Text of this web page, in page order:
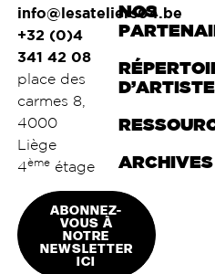
info@lesateliers04.be
+32 (0)4
341 42 08
place des
carmes 8,
4000
Liège
4èmeétage
ABONNEZ-
VOUS À
NOTRE
NEWSLETTER
ICI
NOS
ARCHIVES